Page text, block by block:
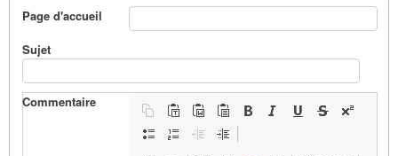
Page d'accueil
Sujet
Commentaire